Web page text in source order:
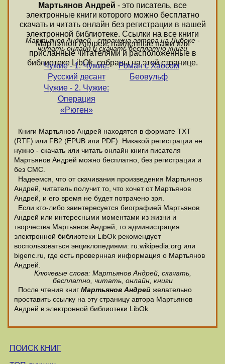
Мартьянов Андрей - это писатель, все
электронные книги которого можно бесплатно
скачать и читать онлайн без регистрации в нашей
электронной библиотеке. Ссылки на все книги
Мартьянов Андрей, найденные нами или
присланные читателями и расположенные в
библиотеке LibOk, собраны на этой странице.
Мартьянов Андрей - страница автора на Либоке -
читать онлайн и скачать бесплатно книги
Чужие - 1. Чужие:
Русский десант
Чужие - 2. Чужие:
Операция
«Рюген»
Роман с Хаосом
Беовульф
Книги Мартьянов Андрей находятся в формате ТХТ
(RTF) или FB2 (EPUB или PDF). Никакой регистрации не
нужно - скачать или читать онлайн книги писателя
Мартьянов Андрей можно бесплатно, без регистрации и
без СМС.
Надеемся, что от скачивания произведения Мартьянов
Андрей, читатель получит то, что хочет от Мартьянов
Андрей, и его время не будет потрачено зря.
Если кто-либо заинтересуется биографией Мартьянов
Андрей или интересными моментами из жизни и
творчества Мартьянов Андрей, то администрация
электронной библиотеки LibOk рекомендует
воспользоваться энциклопедиями: ru.wikipedia.org или
bigenc.ru, где есть провернная информация о Мартьянов
Андрей.
Ключевые слова: Мартьянов Андрей, скачать,
бесплатно, читать, онлайн, книги
После чтения книг Мартьянов Андрей желательно
проставить ссылку на эту страницу автора Мартьянов
Андрей в электронной библиотеки LibOk
ПОИСК КНИГ